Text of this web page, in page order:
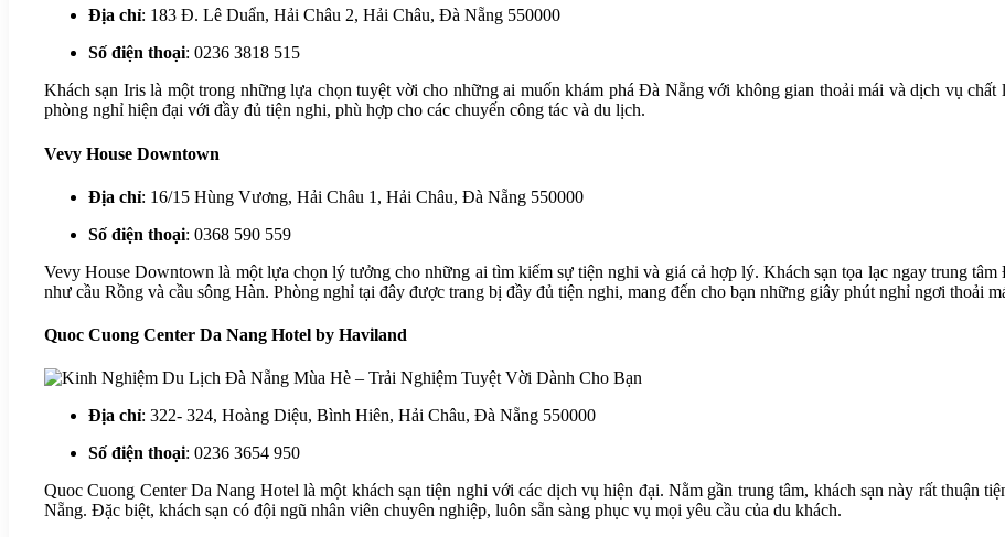
Địa chỉ: 183 Đ. Lê Duẩn, Hải Châu 2, Hải Châu, Đà Nẵng 550000
Số điện thoại: 0236 3818 515
Khách sạn Iris là một trong những lựa chọn tuyệt vời cho những ai muốn khám phá Đà Nẵng với không gian thoải mái và dịch vụ chất
phòng nghỉ hiện đại với đầy đủ tiện nghi, phù hợp cho các chuyến công tác và du lịch.
Vevy House Downtown
Địa chỉ: 16/15 Hùng Vương, Hải Châu 1, Hải Châu, Đà Nẵng 550000
Số điện thoại: 0368 590 559
Vevy House Downtown là một lựa chọn lý tưởng cho những ai tìm kiếm sự tiện nghi và giá cả hợp lý. Khách sạn tọa lạc ngay trung
như cầu Rồng và cầu sông Hàn. Phòng nghỉ tại đây được trang bị đầy đủ tiện nghi, mang đến cho bạn những giây phút nghỉ ngơi thoải
Quoc Cuong Center Da Nang Hotel by Haviland
Địa chỉ: 322- 324, Hoàng Diệu, Bình Hiên, Hải Châu, Đà Nẵng 550000
Số điện thoại: 0236 3654 950
Quoc Cuong Center Da Nang Hotel là một khách sạn tiện nghi với các dịch vụ hiện đại. Nằm gần trung tâm, khách sạn này rất thuận
Nẵng. Đặc biệt, khách sạn có đội ngũ nhân viên chuyên nghiệp, luôn sẵn sàng phục vụ mọi yêu cầu của du khách.